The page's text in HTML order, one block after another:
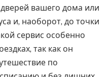
вашего дома или
и, наоборот, до точки
сервис особенно
так как он
по